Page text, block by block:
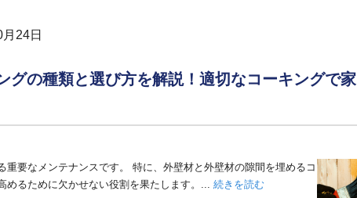
24日
グの種類と選び方を解説！適切なコーキングで家
重要なメンテナンスです。 特に、外壁材と外壁材の隙間を埋めるコ
めるために欠かせない役割を果たします。... 続きを読む